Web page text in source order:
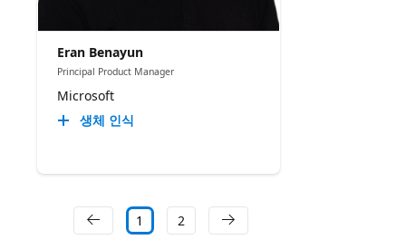
Eran Benayun
Principal Product Manager
Microsoft
생체 인식
1 2